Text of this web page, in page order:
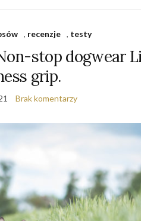
, recenzje , testy
stop dogwear
grip.
Brak komentarzy